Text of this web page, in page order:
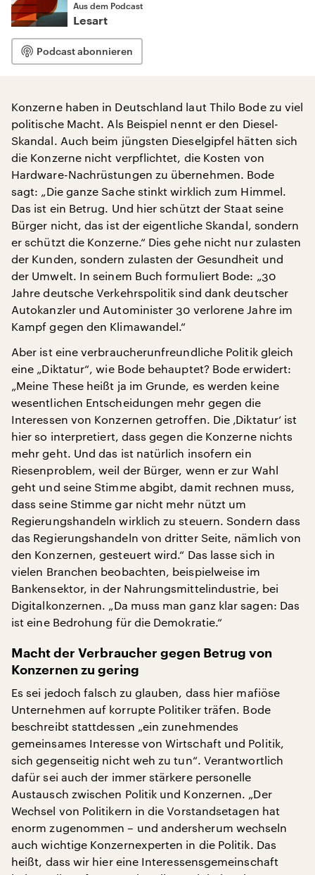
Aus dem Podcast
Lesart
Podcast abonnieren
Konzerne haben in Deutschland laut Thilo Bode zu viel
politische Macht. Als Beispiel nennt er den Diesel-
Skandal. Auch beim jüngsten Dieselgipfel hätten sich
die Konzerne nicht verpflichtet, die Kosten von
Hardware-Nachrüstungen zu übernehmen. Bode
sagt: „Die ganze Sache stinkt wirklich zum Himmel.
Das ist ein Betrug. Und hier schützt der Staat seine
Bürger nicht, das ist der eigentliche Skandal, sondern
er schützt die Konzerne.“ Dies gehe nicht nur zulasten
der Kunden, sondern zulasten der Gesundheit und
der Umwelt. In seinem Buch formuliert Bode: „30
Jahre deutsche Verkehrspolitik sind dank deutscher
Autokanzler und Autominister 30 verlorene Jahre im
Kampf gegen den Klimawandel.“
Aber ist eine verbraucherunfreundliche Politik gleich
eine „Diktatur“, wie Bode behauptet? Bode erwidert:
„Meine These heißt ja im Grunde, es werden keine
wesentlichen Entscheidungen mehr gegen die
Interessen von Konzernen getroffen. Die ‚Diktatur‘ ist
hier so interpretiert, dass gegen die Konzerne nichts
mehr geht. Und das ist natürlich insofern ein
Riesenproblem, weil der Bürger, wenn er zur Wahl
geht und seine Stimme abgibt, damit rechnen muss,
dass seine Stimme gar nicht mehr nützt um
Regierungshandeln wirklich zu steuern. Sondern dass
das Regierungshandeln von dritter Seite, nämlich von
den Konzernen, gesteuert wird.“ Das lasse sich in
vielen Branchen beobachten, beispielweise im
Bankensektor, in der Nahrungsmittelindustrie, bei
Digitalkonzernen. „Da muss man ganz klar sagen: Das
ist eine Bedrohung für die Demokratie.“
Macht der Verbraucher gegen Betrug von
Konzernen zu gering
Es sei jedoch falsch zu glauben, dass hier mafiöse
Unternehmen auf korrupte Politiker träfen. Bode
beschreibt stattdessen „ein zunehmendes
gemeinsames Interesse von Wirtschaft und Politik,
sich gegenseitig nicht weh zu tun“. Verantwortlich
dafür sei auch der immer stärkere personelle
Austausch zwischen Politik und Konzernen. „Der
Wechsel von Politikern in die Vorstandsetagen hat
enorm zugenommen – und andersherum wechseln
auch wichtige Konzernexperten in die Politik. Das
heißt, dass wir hier eine Interessensgemeinschaft